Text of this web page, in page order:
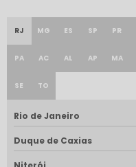
RJ MG ES SP PR
PA AC AL AP MA
SE TO
Rio de Janeiro
Duque de Caxias